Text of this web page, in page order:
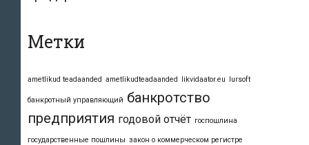
Метки
ametlikud teadaanded ametlikudteadaanded likvidaator.eu lursoft
банкротный управляющий банкротство
предприятия годовой отчёт госпошлина
государственные пошлины закон о коммерческом регистре